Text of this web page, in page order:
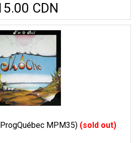
CDN
MPM35) (sold out)